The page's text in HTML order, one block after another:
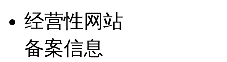
经营性网站
备案信息